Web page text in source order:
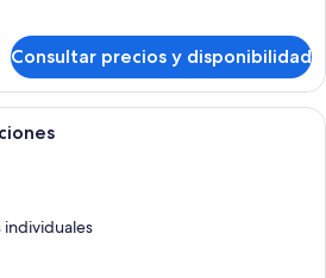
Consultar precios y disponibilidad
Tabla de planchar con plancha,
individuales